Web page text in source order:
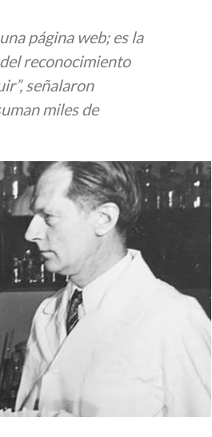
página web; es la
reconocimiento
señalaron
miles de